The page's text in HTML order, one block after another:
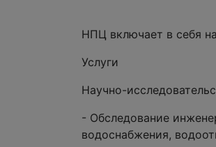
НПЦ включает в себя
Услуги
Научно-
- Обследование
водоснабжения,